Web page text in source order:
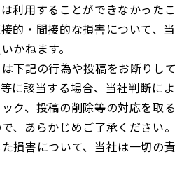
利用することができなかったこ
的・間接的な損害について、当
かねます。
下記の行為や投稿をお断りして
に該当する場合、当社判断によ
ク、投稿の削除等の対応を取る
、あらかじめご了承ください。
損害について、当社は一切の責